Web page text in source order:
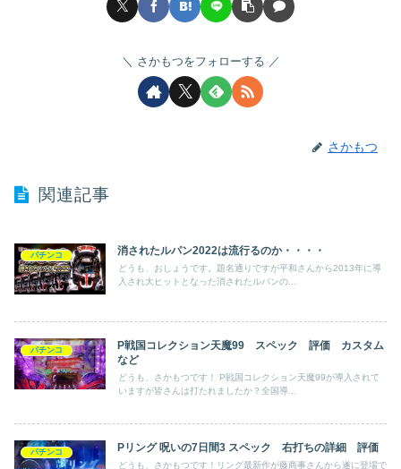
さかもつをフォローする
さかもつ
関連記事
パチンコ 消されたルパン2022は流行るのか・・・・
どうも、おしょうです。題名通りですが平和さんから2013年に導
入され大ヒットとなった消されたルパンの...
パチンコ
P戦国コレクション天魔99 スペック 評価 カスタム
など
どうも、さかもつです！ P戦国コレクション天魔99が導入されて
いますが皆さんは打たれましたか？全国導...
パチンコ Pリング 呪いの7日間3 スペック 右打ちの詳細 評価
どうも、さかもつです！リング最新作が藤商事さんから遂に登場で